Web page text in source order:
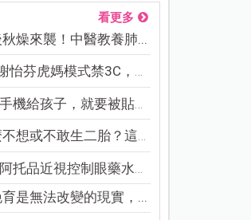
看更多
燥來襲！中醫教養肺...
芬虎媽模式禁3C，看...
機給孩子，就要被貼「...
想或不敢生二胎？這8...
托品近視控制眼藥水納...
是無法改變的現實，...